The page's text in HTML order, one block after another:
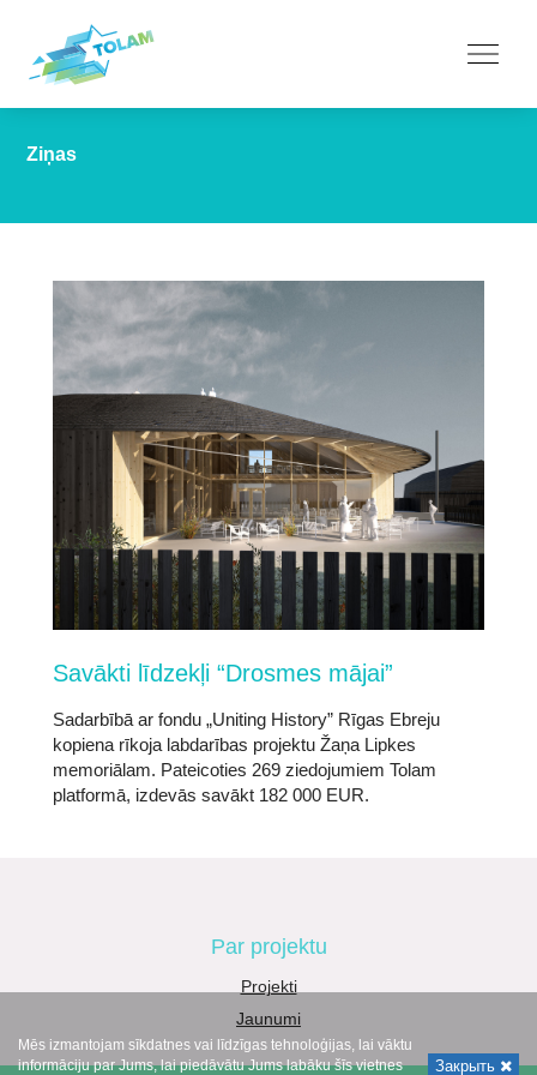
Ziņas
Savākti līdzekļi “Drosmes mājai”
Sadarbībā ar fondu „Uniting History” Rīgas Ebreju
kopiena rīkoja labdarības projektu Žaņa Lipkes
memoriālam. Pateicoties 269 ziedojumiem Tolam
platformā, izdevās savākt 182 000 EUR.
Par projektu
Projekti
Jaunumi
Закрыть
Mēs izmantojam sīkdatnes vai līdzīgas tehnoloģijas, lai vāktu
informāciju par Jums, lai piedāvātu Jums labāku šīs vietnes